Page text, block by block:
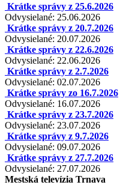
Krátke správy z 25.6.2026
Odvysielané: 25.06.2026
Krátke správy z 20.7.2026
Odvysielané: 20.07.2026
Krátke správy z 22.6.2026
Odvysielané: 22.06.2026
Krátke správy z 2.7.2026
Odvysielané: 02.07.2026
Krátke správy zo 16.7.2026
Odvysielané: 16.07.2026
Krátke správy z 23.7.2026
Odvysielané: 23.07.2026
Krátke správy z 9.7.2026
Odvysielané: 09.07.2026
Krátke správy z 27.7.2026
Odvysielané: 27.07.2026
Mestská televízia Trnava